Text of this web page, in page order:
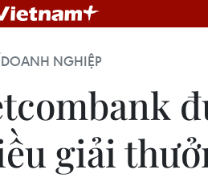
DOANH NGHIỆP
giải